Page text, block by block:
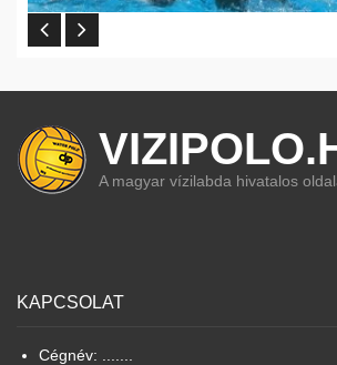
A magyar vízilabda hivatalos
KAPCSOLAT
Cégnév: .......